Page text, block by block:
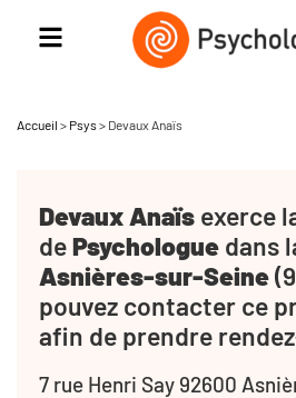
Accueil > Psys > Devaux Anaïs
Devaux Anaïs exerce
dePsychologue dans
Asnières-sur-Seine
pouvez contacter ce
afin de prendre
7 rue Henri Say 92600